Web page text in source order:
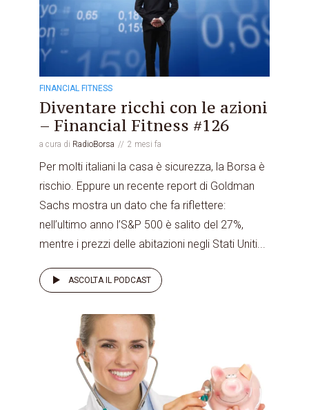
FINANCIAL FITNESS
Diventare ricchi con le azioni
– Financial Fitness #126
a cura di RadioBorsa 2 mesi fa
Per molti italiani la casa è sicurezza, la Borsa è
rischio. Eppure un recente report di Goldman
Sachs mostra un dato che fa riflettere:
nell’ultimo anno l’S&P 500 è salito del 27%,
mentre i prezzi delle abitazioni negli Stati Uniti...
ASCOLTA IL PODCAST